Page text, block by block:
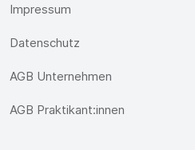
Impressum
Datenschutz
AGB Unternehmen
AGB Praktikant:innen